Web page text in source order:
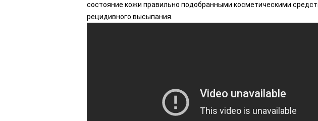
состояние кожи правильно подобранными косметическими
рецидивного высыпания.